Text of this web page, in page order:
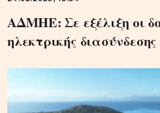
ΑΔΜΗΕ: Σε εξέλιξη οι
ηλεκτρικής